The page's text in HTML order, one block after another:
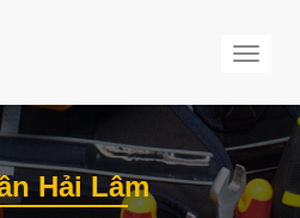
Hải Lâm